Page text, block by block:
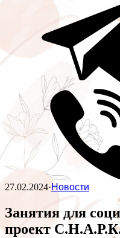
27.02.2024·Новости
Занятия для
проект